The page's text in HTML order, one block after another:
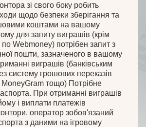
зі свого боку робить
щодо безпеки зберігання та
коштами на вашому
для запиту виграшів (крім
Webmoney) потрібен запит з
пошти, зазначеного в вашому
виграшів (банківським
систему грошових переказів
тощо) Потрібне
При отриманні виграшів
і виплати платежів
оператор зобов'язаний
з даними на ігровому